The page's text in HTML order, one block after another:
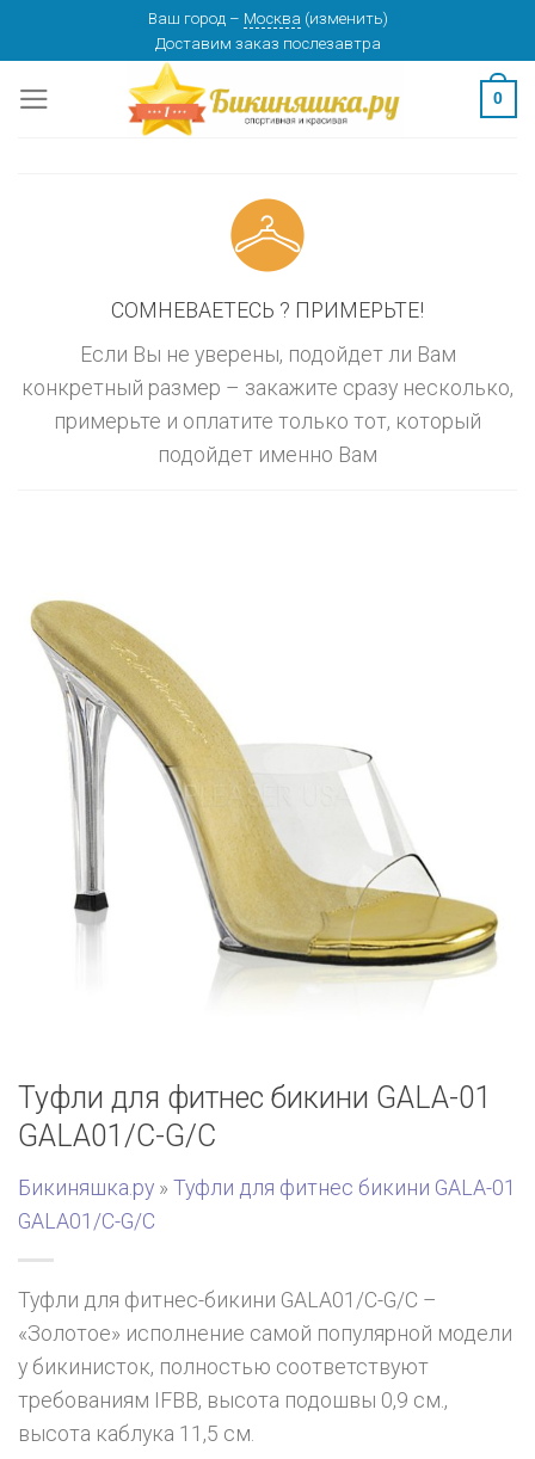
content
Ваш город – Москва (изменить)
Доставим заказ послезавтра
0
СОМНЕВАЕТЕСЬ ? ПРИМЕРЬТЕ!
Если Вы не уверены, подойдет ли Вам
конкретный размер – закажите сразу несколько,
примерьте и оплатите только тот, который
подойдет именно Вам
Туфли для фитнес бикини GALA-01
GALA01/C-G/C
Бикиняшка.ру » Туфли для фитнес бикини GALA-01
GALA01/C-G/C
Туфли для фитнес-бикини GALA01/C-G/C –
«Золотое» исполнение самой популярной модели
у бикинисток, полностью соответствуют
требованиям IFBB, высота подошвы 0,9 см.,
высота каблука 11,5 см.
изменить